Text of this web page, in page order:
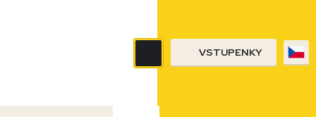
VSTUPENKY